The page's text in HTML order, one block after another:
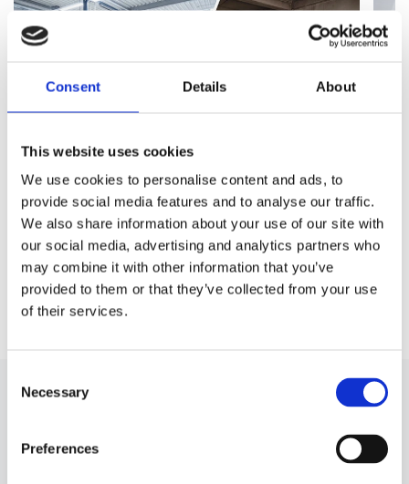
Consent Details About
This website uses cookies
We use cookies to personalise content and ads, to
provide social media features and to analyse our traffic.
We also share information about your use of our site with
our social media, advertising and analytics partners who
may combine it with other information that you’ve
provided to them or that they’ve collected from your use
of their services.
Selection
Necessary
Preferences
Wartung der Fahrzeugklimaanlage: Warum darf man
Kältemittel nicht „nach Augenmaß“ nachfüllen?
30.07.2026 Artikel
Audi
Mehr anzeigen
ABONNIEREN SIE NACHRICHTEN!